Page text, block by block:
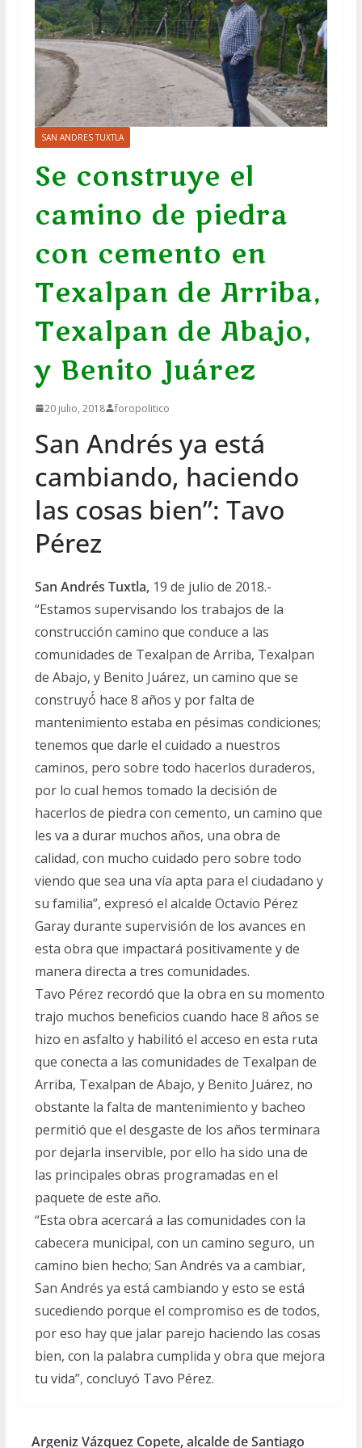
SAN ANDRES TUXTLA
Se construye el
camino de piedra
con cemento en
Texalpan de Arriba,
Texalpan de Abajo,
y Benito Juárez
20 julio, 2018 foropolitico
San Andrés ya está
cambiando, haciendo
las cosas bien”: Tavo
Pérez
San Andrés Tuxtla,19 de julio de 2018.-
“Estamos supervisando los trabajos de la
construcción camino que conduce a las
comunidades de Texalpan de Arriba, Texalpan
de Abajo, y Benito Juárez, un camino que se
construyó́ hace 8 años y por falta de
mantenimiento estaba en pésimas condiciones;
tenemos que darle el cuidado a nuestros
caminos, pero sobre todo hacerlos duraderos,
por lo cual hemos tomado la decisión de
hacerlos de piedra con cemento, un camino que
les va a durar muchos años, una obra de
calidad, con mucho cuidado pero sobre todo
viendo que sea una vía apta para el ciudadano y
su familia”, expresó el alcalde Octavio Pérez
Garay durante supervisión de los avances en
esta obra que impactará positivamente y de
manera directa a tres comunidades.
Tavo Pérez recordó que la obra en su momento
trajo muchos beneficios cuando hace 8 años se
hizo en asfalto y habilitó el acceso en esta ruta
que conecta a las comunidades de Texalpan de
Arriba, Texalpan de Abajo, y Benito Juárez, no
obstante la falta de mantenimiento y bacheo
permitió que el desgaste de los años terminara
por dejarla inservible, por ello ha sido una de
las principales obras programadas en el
paquete de este año.
“Esta obra acercará a las comunidades con la
cabecera municipal, con un camino seguro, un
camino bien hecho; San Andrés va a cambiar,
San Andrés ya está cambiando y esto se está
sucediendo porque el compromiso es de todos,
por eso hay que jalar parejo haciendo las cosas
bien, con la palabra cumplida y obra que mejora
tu vida”, concluyó Tavo Pérez.
Argeniz Vázquez Copete, alcalde de Santiago